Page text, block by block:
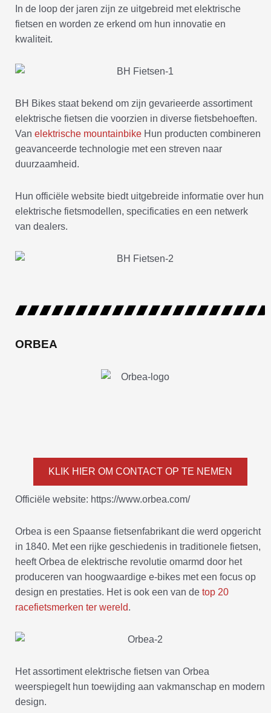
In de loop der jaren zijn ze uitgebreid met elektrische
fietsen en worden ze erkend om hun innovatie en
kwaliteit.
BH Bikes staat bekend om zijn gevarieerde assortiment
elektrische fietsen die voorzien in diverse fietsbehoeften.
Van elektrische mountainbike Hun producten combineren
geavanceerde technologie met een streven naar
duurzaamheid.
Hun officiële website biedt uitgebreide informatie over hun
elektrische fietsmodellen, specificaties en een netwerk
van dealers.
ORBEA
KLIK HIER OM CONTACT OP TE NEMEN
Officiële website: https://www.orbea.com/
Orbea is een Spaanse fietsenfabrikant die werd opgericht
in 1840. Met een rijke geschiedenis in traditionele fietsen,
heeft Orbea de elektrische revolutie omarmd door het
produceren van hoogwaardige e-bikes met een focus op
design en prestaties. Het is ook een van de top 20
racefietsmerken ter wereld.
Het assortiment elektrische fietsen van Orbea
weerspiegelt hun toewijding aan vakmanschap en modern
design.